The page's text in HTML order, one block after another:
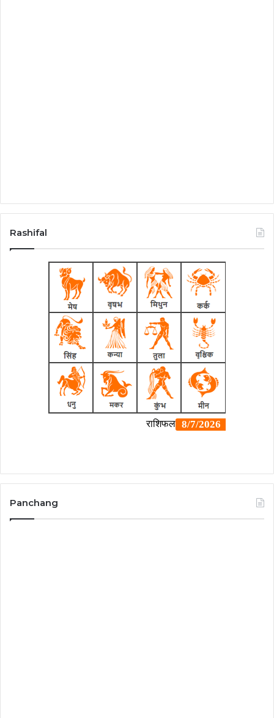
Rashifal
Panchang